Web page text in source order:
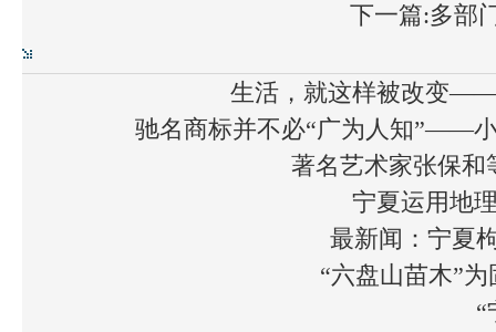
下一篇:多部
生活，就这样被改变
驰名商标并不必“广为人知”——
著名艺术家张保和
宁夏运用地
最新闻：宁夏
“六盘山苗木”
“